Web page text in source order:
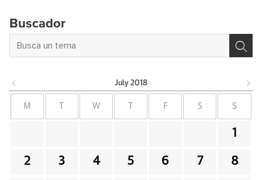
Buscador
July 2018
M W F S S
1
2 3 4 5 6 7 8